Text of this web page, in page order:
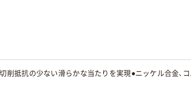
削抵抗の少ない滑らかな当たりを実現●ニッケル合金、